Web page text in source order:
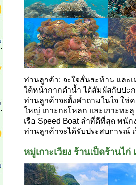
ท่านลูกค้า: จะใจสั่นสะท้าน และ
ใต้หน้ากากดำน้ำ ได้สัมผัสกับปะ
ท่านลูกค้าจะตั้งคำถามในใจ ใช่ค
ใหญ่ เกาะกะโหลก และเกาะทะ
เรือ Speed Boat ลำที่ดีที่สุด พนั
ท่านลูกค้าจะได้รับประสบการณ์
หมู่เกาะเวียง ร้านเป็ดร้านไก่